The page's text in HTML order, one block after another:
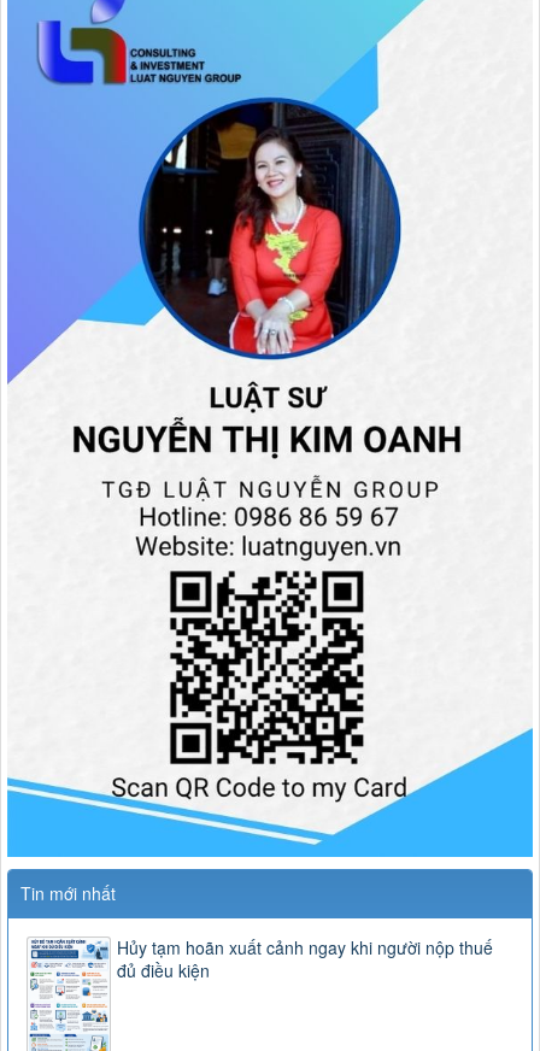
Tin mới nhất
Hủy tạm hoãn xuất cảnh ngay khi người nộp thuế
đủ điều kiện